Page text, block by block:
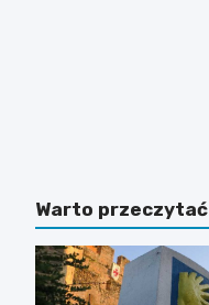
Warto przeczytać